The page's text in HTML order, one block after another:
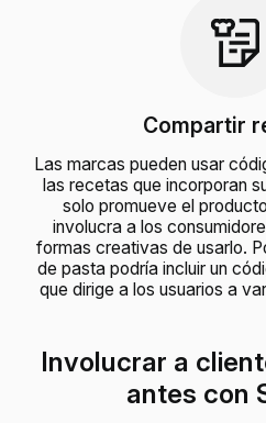
Compartir
Las marcas pueden usar
las recetas que incorporan
solo promueve el
involucra a los
formas creativas de usarlo.
de pasta podría incluir un
que dirige a los usuarios a
Involucrar a
antes con